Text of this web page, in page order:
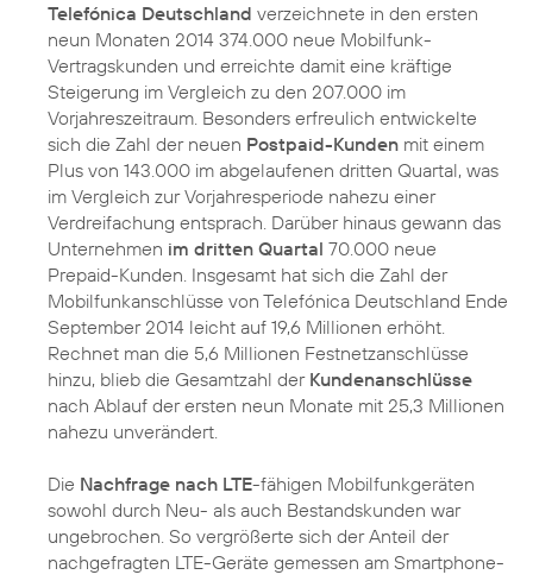
Telefónica Deutschland verzeichnete in den ersten
neun Monaten 2014 374.000 neue Mobilfunk-
Vertragskunden und erreichte damit eine kräftige
Steigerung im Vergleich zu den 207.000 im
Vorjahreszeitraum. Besonders erfreulich entwickelte
sich die Zahl der neuen Postpaid-Kunden mit einem
Plus von 143.000 im abgelaufenen dritten Quartal, was
im Vergleich zur Vorjahresperiode nahezu einer
Verdreifachung entsprach. Darüber hinaus gewann das
Unternehmen im dritten Quartal 70.000 neue
Prepaid-Kunden. Insgesamt hat sich die Zahl der
Mobilfunkanschlüsse von Telefónica Deutschland Ende
September 2014 leicht auf 19,6 Millionen erhöht.
Rechnet man die 5,6 Millionen Festnetzanschlüsse
hinzu, blieb die Gesamtzahl der Kundenanschlüsse
nach Ablauf der ersten neun Monate mit 25,3 Millionen
nahezu unverändert.
Die Nachfrage nach LTE-fähigen Mobilfunkgeräten
sowohl durch Neu- als auch Bestandskunden war
ungebrochen. So vergrößerte sich der Anteil der
nachgefragten LTE-Geräte gemessen am Smartphone-